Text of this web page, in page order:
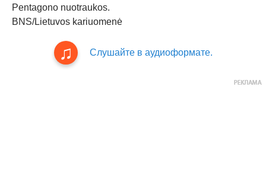
Pentagono nuotraukos.
BNS/Lietuvos kariuomenė
Слушайте в аудиоформате.